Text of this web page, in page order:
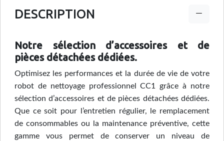
DESCRIPTION
Notre sélection d’accessoires et de
pièces détachées dédiées.
Optimisez les performances et la durée de vie de votre
robot de nettoyage professionnel CC1 grâce à notre
sélection d’accessoires et de pièces détachées dédiées.
Que ce soit pour l’entretien régulier, le remplacement
de consommables ou la maintenance préventive, cette
gamme vous permet de conserver un niveau de